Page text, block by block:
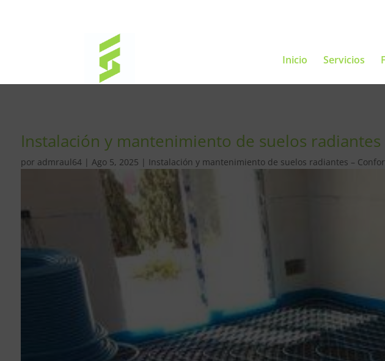
Inicio Servicios
Instalación y mantenimiento de suelos
por admraul64| Ago 5, 2025 | Instalación y mantenimiento de suelos radiantes –